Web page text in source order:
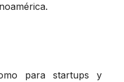
para startups y